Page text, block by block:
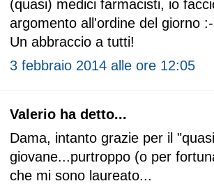
(quasi) medici farmacisti, io
argomento all'ordine del giorno
Un abbraccio a tutti!
3 febbraio 2014 alle ore 12:05
Valerio ha detto...
Dama, intanto grazie per il
giovane...purtroppo (o per
che mi sono laureato...